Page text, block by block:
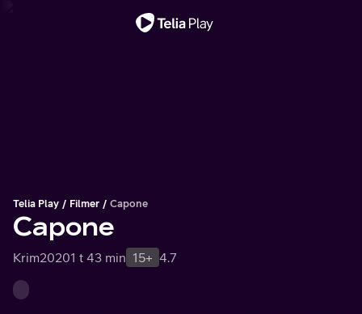
Telia Play Filmer Capone
Capone
Krim20201 t 43 min 15+ 4.7